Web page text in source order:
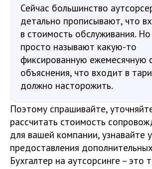
Сейчас большинство
детально прописывают, что
в стоимость обслуживания.
просто называют какую-то
фиксированную ежемесячную
объяснения, что входит в
должно насторожить.
Поэтому спрашивайте,
рассчитать стоимость
для вашей компании, узнавайте
предоставления
Бухгалтер на аутсорсинге – это